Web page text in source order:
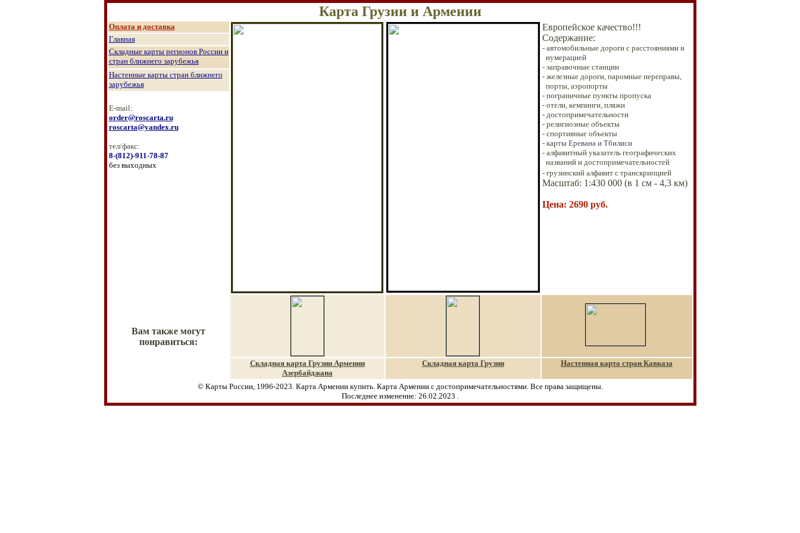
Карта Грузии и Армении
Оплата и доставка
Европейское качество!!!
Содержание:
- автомобильные дороги с расстояниями и
нумерацией
- заправочные станции
- железные дороги, паромные переправы,
порты, аэропорты
- пограничные пункты пропуска
- отели, кемпинги, пляжи
- достопримечательности
- религиозные объекты
- спортивные объекты
- карты Еревана и Тбилиси
- алфавитный указатель географических
названий и достопримечательностей
- грузинский алфавит с транскрипцией
Масштаб: 1:430 000(в 1 см - 4,3 км)
Цена: 2690 руб.
Главная
Складные карты регионов России и
стран ближнего зарубежья
Настенные карты стран ближнего
зарубежья
E-mail:
order@roscarta.ru
roscarta@yandex.ru
тел/факс:
8-(812)-911-78-87
без выходных
Вам также могут
понравиться:
Складная карта Грузии Армении
Азербайджана
Складная карта Грузии Настенная карта стран Кавказа
© Карты России, 1996-2023. Карта Армении купить. Карта Армении с достопримечательностями. Все права защищены.
Последнее изменение: 26.02.2023 .